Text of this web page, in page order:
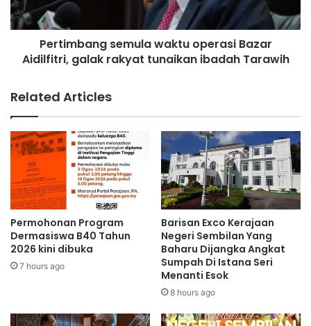
mengenal pasti punca sebenar kematian.
Kes kini dalam siasatan pihak polis dan orang awam
dinasihatkan agar tidak membuat sebarang spekulasi yang
a
e
r
t
a
n
i
n
j
a
w
a
n
u
l
a
w
a
t
u
o
p
e
r
B
Pertimbang semula waktu operasi Bazar
Aidilfitri, galak rakyat tunaikan ibadah Tarawih
Related Articles
Permohonan Program
Dermasiswa B40 Tahun
2026 kini dibuka
7 hours ago
Barisan Exco Kerajaan
Negeri Sembilan Yang
Baharu Dijangka Angkat
Sumpah Di Istana Seri
Menanti Esok
8 hours ago